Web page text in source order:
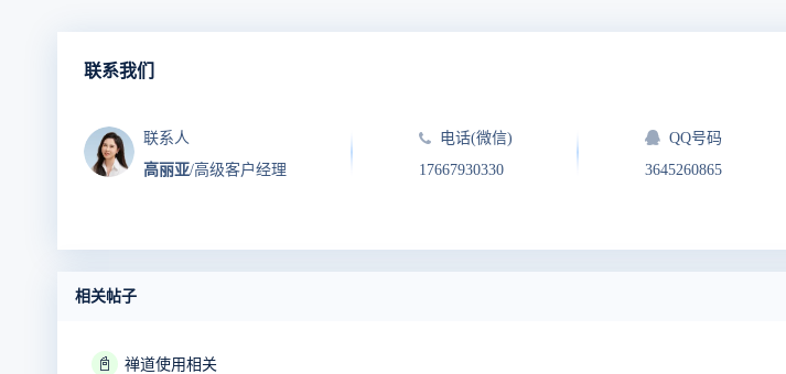
联系我们
联系人
高丽亚/高级客户经理
电话(微信)
17667930330
QQ号码
3645260865
相关帖子
📓 禅道使用相关